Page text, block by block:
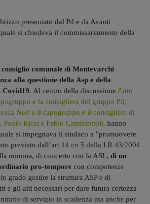
presentato dal Pd e da Avanti
si chiedeva il commissariamento della
consiglio comunale di Montevarchi
alla questione della Asp e della
Covid19. Al centro della discussione l'atto
e la consigliera del gruppo Pd,
Neri e il capogruppo e il consigliere di
Paolo Ricci e Fabio Camiciottoli, hanno
si impegnava il sindaco a "promuovere
previsto dall’art 14 co 5 della LR 43/2004
nomina, di concerto con la ASL, di un
pro-tempore con competenze
grado gestire la struttura ASP e di
e gli atti necessari per dare futura certezza
di servizio in scadenza ma anche per